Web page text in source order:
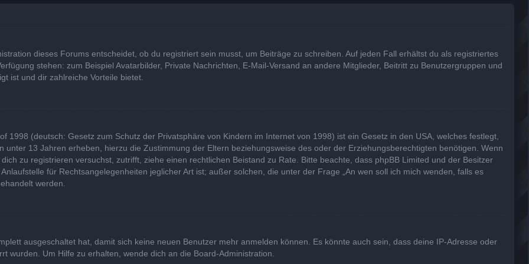
dieses Forums entscheidet, ob du registriert sein musst, um Beiträge zu schreiben. Auf jeden Fall erhältst du als registriertes
stehen: zum Beispiel Avatarbilder, Private Nachrichten, E-Mail-Versand an andere Mitglieder, Beitritt zu Benutzergruppen und
ist und dir zahlreiche Vorteile bietet.
1998 (deutsch: Gesetz zum Schutz der Privatsphäre von Kindern im Internet von 1998) ist ein Gesetz in den USA, welches festlegt,
13 Jahren erheben, hierzu die Zustimmung der Eltern beziehungsweise des oder der Erziehungsberechtigten benötigen. Wenn
zu registrieren versuchst, zutrifft, ziehe einen rechtlichen Beistand zu Rate. Bitte beachte, dass phpBB Limited und der Besitzer
für Rechtsangelegenheiten jeglicher Art ist; außer solchen, die unter der Frage „An wen soll ich mich wenden, falls es
werden.
ausgeschaltet hat, damit sich keine neuen Benutzer mehr anmelden können. Es könnte auch sein, dass deine IP-Adresse oder
wurden. Um Hilfe zu erhalten, wende dich an die Board-Administration.